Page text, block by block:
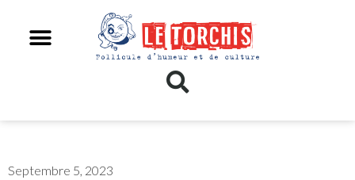
Septembre 5, 2023